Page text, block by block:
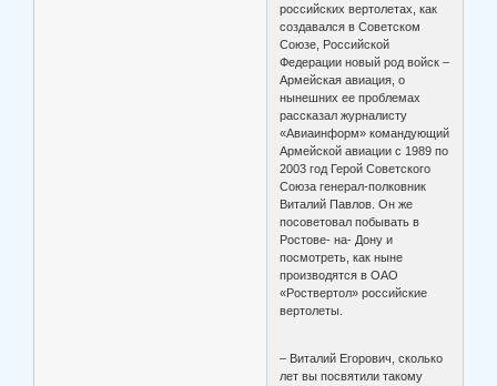
российских вертолетах, как
создавался в Советском
Союзе, Российской
Федерации новый род войск –
Армейская авиация, о
нынешних ее проблемах
рассказал журналисту
«Авиаинформ» командующий
Армейской авиации с 1989 по
2003 год Герой Советского
Союза генерал-полковник
Виталий Павлов. Он же
посоветовал побывать в
Ростове- на- Дону и
посмотреть, как ныне
производятся в ОАО
«Роствертол» российские
вертолеты.
– Виталий Егорович, сколько
лет вы посвятили такому